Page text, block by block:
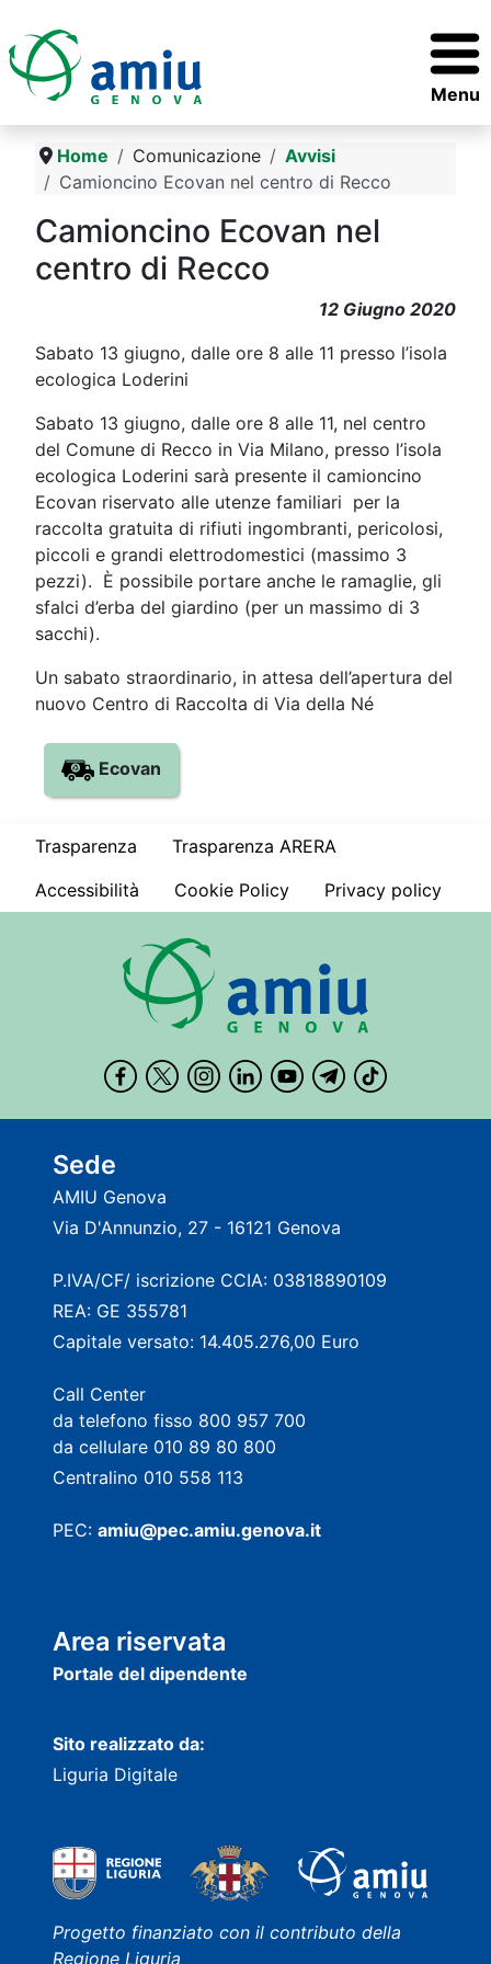
Menu
Home Comunicazione
Avvisi
Camioncino Ecovan nel centro di Recco
Camioncino Ecovan nel
centro di Recco
12 Giugno 2020
Sabato 13 giugno, dalle ore 8 alle 11 presso l’isola
ecologica Loderini
Sabato 13 giugno, dalle ore 8 alle 11, nel centro
del Comune di Recco in Via Milano, presso l’isola
ecologica Loderini sarà presente il camioncino
Ecovan riservato alle utenze familiari per la
raccolta gratuita di rifiuti ingombranti, pericolosi,
piccoli e grandi elettrodomestici (massimo 3
pezzi). È possibile portare anche le ramaglie, gli
sfalci d’erba del giardino (per un massimo di 3
sacchi).
Un sabato straordinario, in attesa dell’apertura del
nuovo Centro di Raccolta di Via della Né
Ecovan
Trasparenza
Trasparenza ARERA
Accessibilità
Cookie Policy Privacy policy
Sede
AMIU Genova
Via D'Annunzio, 27 - 16121 Genova
P.IVA/CF/ iscrizione CCIA: 03818890109
REA: GE 355781
Capitale versato: 14.405.276,00 Euro
Call Center
da telefono fisso 800 957 700
da cellulare 010 89 80 800
Centralino 010 558 113
PEC: amiu@pec.amiu.genova.it
Area riservata
Portale del dipendente
Sito realizzato da:
Liguria Digitale
Progetto finanziato con il contributo della
Regione Liguria